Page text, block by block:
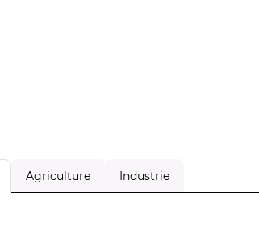
Agriculture Industrie